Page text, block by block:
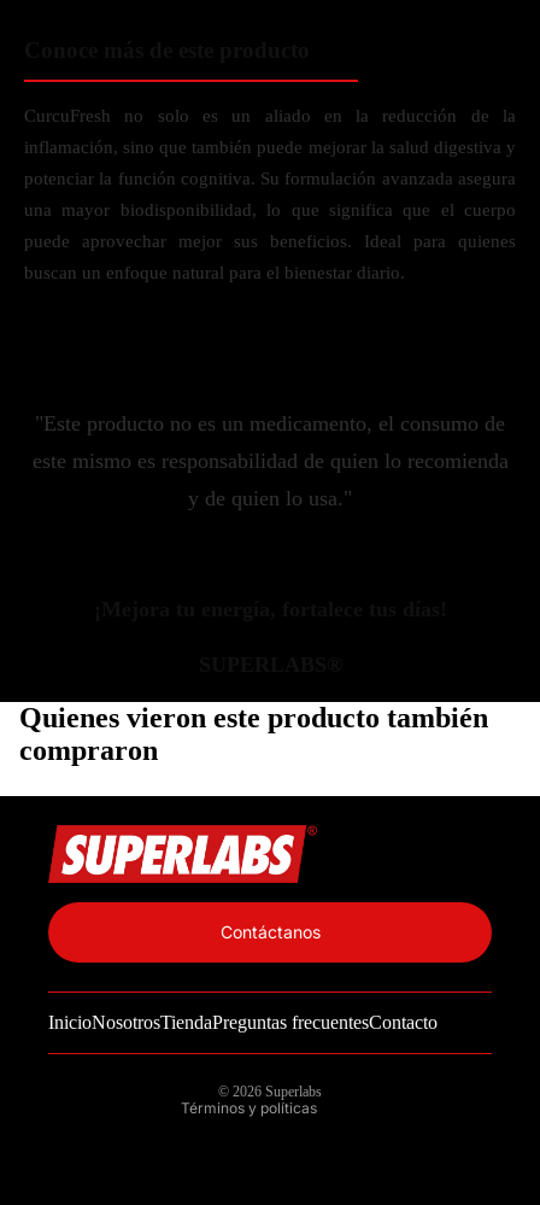
CurcuFresh no solo es un aliado en la reducción de la
inflamación, sino que también puede mejorar la salud digestiva y
potenciar la función cognitiva. Su formulación avanzada asegura
una mayor biodisponibilidad, lo que significa que el cuerpo
puede aprovechar mejor sus beneficios. Ideal para quienes
buscan un enfoque natural para el bienestar diario.
"Este producto no es un medicamento, el consumo de
este mismo es responsabilidad de quien lo recomienda
y de quien lo usa."
Quienes vieron este producto también
compraron
InicioNosotrosTiendaPreguntas frecuentesContacto
Contáctanos
© 2026 Superlabs
Términos y políticas
Información de contacto
Política de reembolso
Términos del servicio
Política de envío